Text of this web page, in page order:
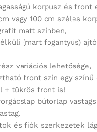
korpusz és front
vagy 100 cm széles
matt színben,
(mart fogantyús)
variációs lehetősége,
front szín egy
+ tükrös front is!
bútorlap
és fiók szerkezetek